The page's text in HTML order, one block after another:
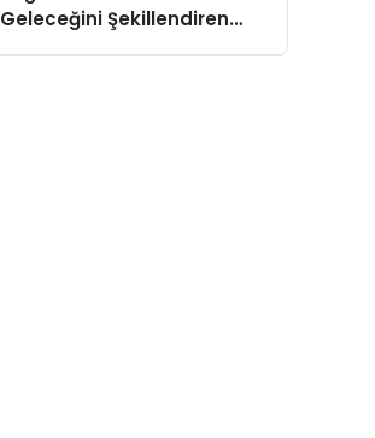
Geleceğini Şekillendiren